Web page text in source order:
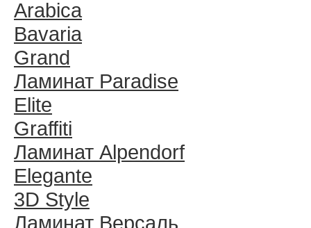
Arabica
Bavaria
Grand
Ламинат Paradise
Elite
Graffiti
Ламинат Alpendorf
Elegante
3D Style
Ламинат Версаль